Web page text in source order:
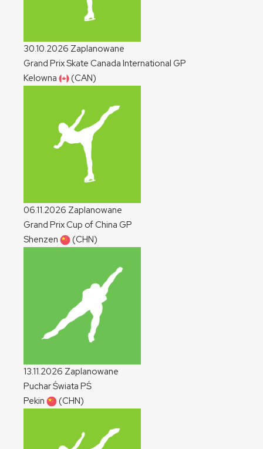
30.10.2026 Zaplanowane
Grand Prix Skate Canada International GP
Kelowna
(CAN)
06.11.2026 Zaplanowane
Grand Prix Cup of China GP
Shenzen
(CHN)
13.11.2026 Zaplanowane
Puchar Świata PŚ
Pekin
(CHN)